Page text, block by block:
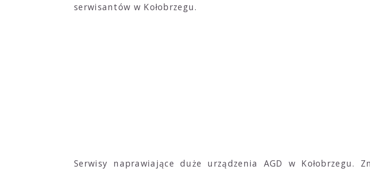
serwisantów w Kołobrzegu.
Serwisy naprawiające duże urządzenia AGD w Kołobrzegu.